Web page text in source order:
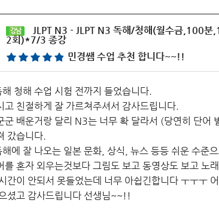
강남
JLPT N3 - JLPT N3 독해/청해(월수금,100분,1
2회)*7/3 종강
민경쌤 수업 추천 합니다~~!!
청해 수업 시험 전까지 들었습니다.
고 친절하게 잘 가르쳐주셔서 감사드립니다.
군 배운거랑 달리 N3는 너무 확 달라서 (당연히 단
갔습니다.
에 잘 나오는 일본 문화, 상식, 뉴스 등등 쉬운 수준
를 혼자 외우는것보다 그림도 보고 동영상도 보고
간이 안되서 못들었는데 너무 아쉽긴합니다 ㅜㅜㅜ
셨고 감사드립니다 선생님~~!!